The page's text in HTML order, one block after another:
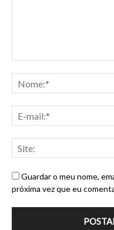
Guardar o meu nome,
próxima vez que eu